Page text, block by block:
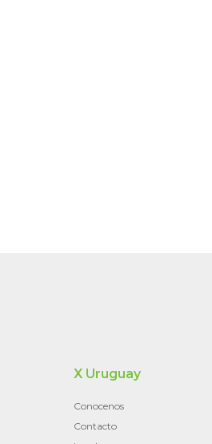
X Uruguay
Conocenos
Contacto